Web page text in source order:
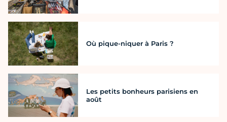
Où pique-niquer à Paris ?
Les petits bonheurs parisiens en
août